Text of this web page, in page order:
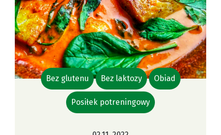
Bez glutenu Bez laktozy Obiad
Posiłek potreningowy